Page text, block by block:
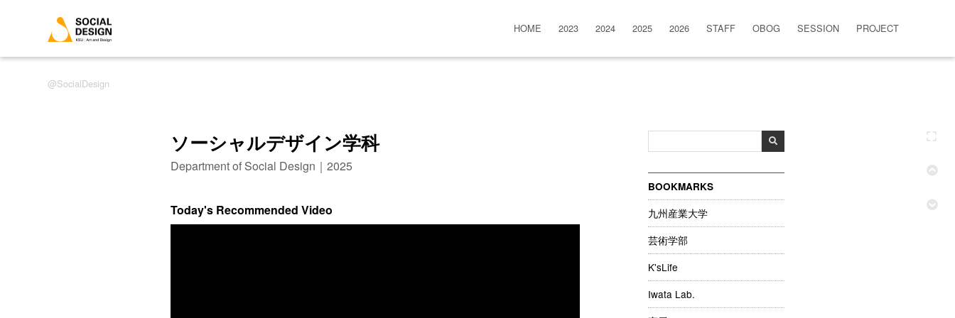
SocialDesign
HOME 2023 2024 2025 2026 STAFF OBOG SESSION PROJECT
BOOKMARKS
九州産業大学
芸術学部
K'sLife
Iwata Lab.
ソーシャルデザイン学科
Department of Social Design｜2025
Today's Recommended Video